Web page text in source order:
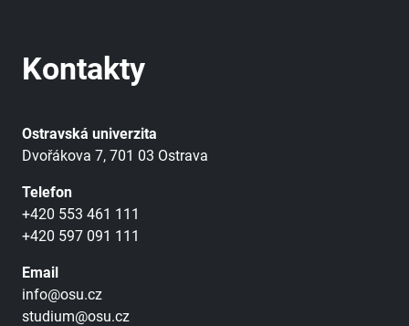
Kontakty
Ostravská univerzita
Dvořákova 7, 701 03 Ostrava
Telefon
+420 553 461 111
+420 597 091 111
Email
info@osu.cz
studium@osu.cz